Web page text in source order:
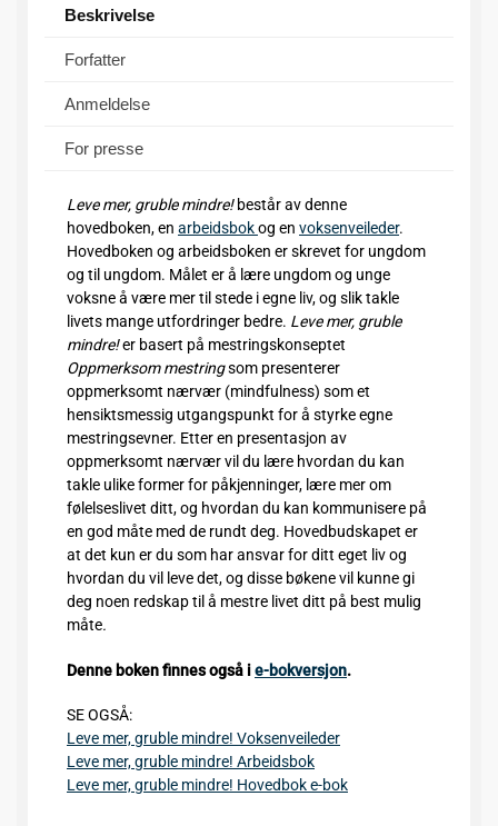
Beskrivelse
Forfatter
Anmeldelse
For presse
Leve mer, gruble mindre!består av denne
hovedboken, en arbeidsbokog en voksenveileder.
Hovedboken og arbeidsboken er skrevet for ungdom
og til ungdom. Målet er å lære ungdom og unge
voksne å være mer til stede i egne liv, og slik takle
livets mange utfordringer bedre. Leve mer, gruble
mindre!er basert på mestringskonseptet
Oppmerksom mestringsom presenterer
oppmerksomt nærvær (mindfulness) som et
hensiktsmessig utgangspunkt for å styrke egne
mestringsevner. Etter en presentasjon av
oppmerksomt nærvær vil du lære hvordan du kan
takle ulike former for påkjenninger, lære mer om
følelseslivet ditt, og hvordan du kan kommunisere på
en god måte med de rundt deg. Hovedbudskapet er
at det kun er du som har ansvar for ditt eget liv og
hvordan du vil leve det, og disse bøkene vil kunne gi
deg noen redskap til å mestre livet ditt på best mulig
måte.
Denne boken finnes også ie-bokversjon.
SE OGSÅ:
Leve mer, gruble mindre! Voksenveileder
Leve mer, gruble mindre! Arbeidsbok
Leve mer, gruble mindre! Hovedbok e-bok